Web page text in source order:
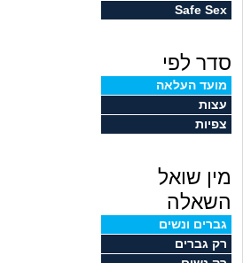
Safe Sex
סדר לפי
מועד העלאה
עצות
צפיות
מין שואל
השאלה
גברים ונשים
רק גברים